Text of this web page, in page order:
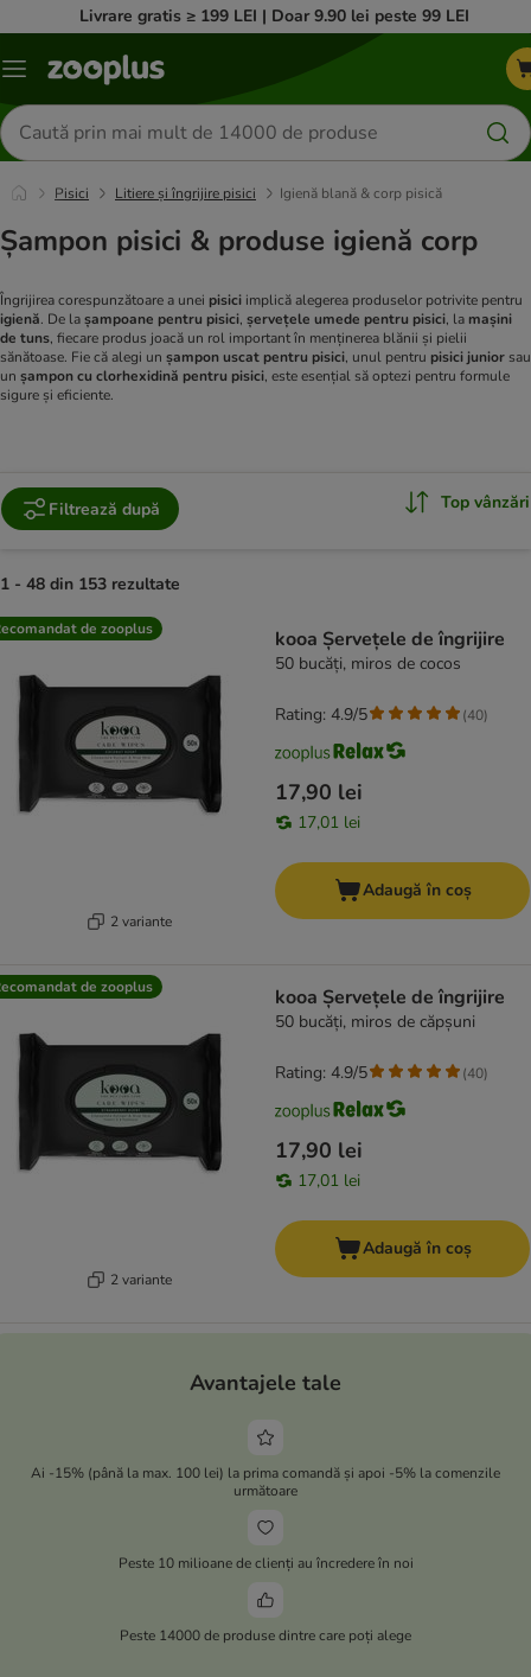
Livrare gratis ≥ 199 LEI | Doar 9.90 lei peste 99 LEI
Categorii
Căutare
produse
Pisici Litiere și îngrijire pisici Igienă blană & corp pisică
Șampon pisici & produse igienă corp
Îngrijirea corespunzătoare a unei pisici implică alegerea produselor potrivite pentru
igienă. De lașampoane pentru pisici, șervețele umede pentru pisici, la mașini
de tuns, fiecare produs joacă un rol important în menținerea blănii și pielii
sănătoase. Fie că alegi un șampon uscat pentru pisici, unul pentru pisici junior sau
un șampon cu clorhexidină pentru pisici, este esențial să optezi pentru formule
sigure și eficiente.
Filtrează după Top vânzări
1 - 48 din 153 rezultate
product items have been changed
de zooplus
2 variante
kooa Șervețele de îngrijire
50 bucăți, miros de cocos
17,90 lei
17,01 lei
Rating: 4.9/5 (40)
Adaugă în coș
de zooplus
2 variante
kooa Șervețele de îngrijire
50 bucăți, miros de căpșuni
17,90 lei
17,01 lei
Rating: 4.9/5 (40)
Adaugă în coș
Avantajele tale
Ai -15% (până la max. 100 lei) la prima comandă și apoi -5% la comenzile
următoare
Peste 10 milioane de clienți au încredere în noi
Peste 14000 de produse dintre care poți alege